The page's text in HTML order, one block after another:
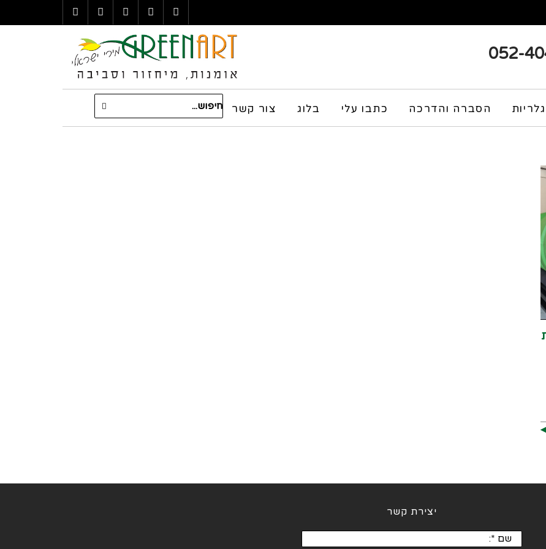
Facebook
Twitter
Google+
YouTube
LinkedIn
052-
גלריות הסברה והדרכה כתבו עלי בלוג צור קשר
חיפוש
עבור:
יצירת קשר